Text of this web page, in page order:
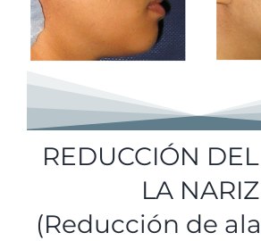
REDUCCIÓN
LA NARIZ
(Reducción de